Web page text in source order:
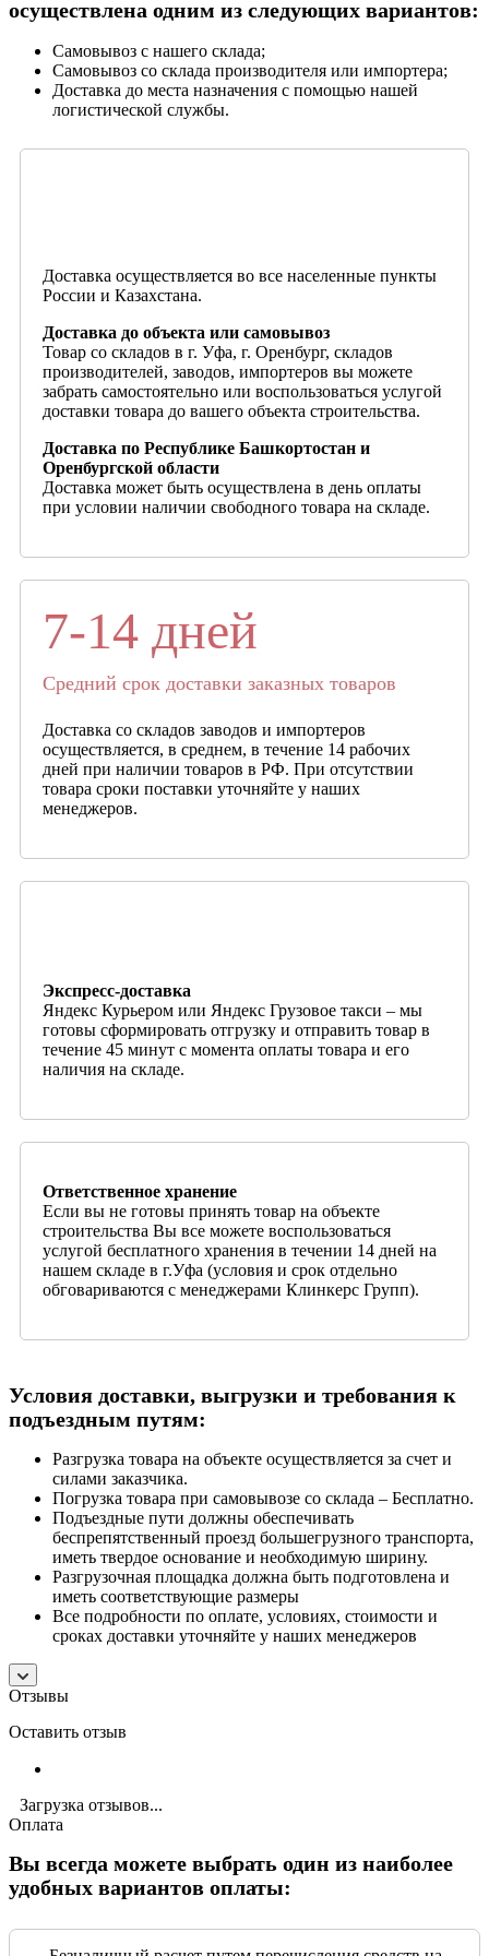
осуществлена одним из следующих вариантов:
Самовывоз с нашего склада;
Самовывоз со склада производителя или импортера;
Доставка до места назначения с помощью нашей
логистической службы.
Доставка осуществляется во все населенные пункты
России и Казахстана.
Доставка до объекта или самовывоз
Товар со складов в г. Уфа, г. Оренбург, складов
производителей, заводов, импортеров вы можете
забрать самостоятельно или воспользоваться услугой
доставки товара до вашего объекта строительства.
Доставка по Республике Башкортостан и
Оренбургской области
Доставка может быть осуществлена в день оплаты
при условии наличии свободного товара на складе.
7-14 дней
Средний срок доставки заказных товаров
Доставка со складов заводов и импортеров
осуществляется, в среднем, в течение 14 рабочих
дней при наличии товаров в РФ. При отсутствии
товара сроки поставки уточняйте у наших
менеджеров.
Экспресс-доставка
Яндекс Курьером или Яндекс Грузовое такси – мы
готовы сформировать отгрузку и отправить товар в
течение 45 минут с момента оплаты товара и его
наличия на складе.
Ответственное хранение
Если вы не готовы принять товар на объекте
строительства Вы все можете воспользоваться
услугой бесплатного хранения в течении 14 дней на
нашем складе в г.Уфа (условия и срок отдельно
обговариваются с менеджерами Клинкерс Групп).
Условия доставки, выгрузки и требования к
подъездным путям:
Разгрузка товара на объекте осуществляется за счет и
силами заказчика.
Погрузка товара при самовывозе со склада – Бесплатно.
Подъездные пути должны обеспечивать
беспрепятственный проезд большегрузного транспорта,
иметь твердое основание и необходимую ширину.
Разгрузочная площадка должна быть подготовлена и
иметь соответствующие размеры
Все подробности по оплате, условиях, стоимости и
сроках доставки уточняйте у наших менеджеров
Отзывы
Оставить отзыв
Загрузка отзывов...
Оплата
Вы всегда можете выбрать один из наиболее
удобных вариантов оплаты: